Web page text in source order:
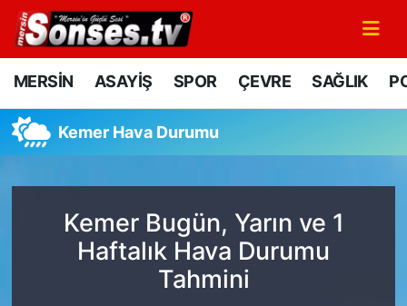
MERSİN ASAYİŞ SPOR ÇEVRE SAĞLIK
Kemer Hava Durumu
Kemer Bugün, Yarın ve 1
Haftalık Hava Durumu
Tahmini
MERSİN
DÜNYA
Mersin Nöbetçi Eczaneler
Mersin Trafik Yoğunluk Haritası
Süper Lig Puan Durumu ve Fikstür